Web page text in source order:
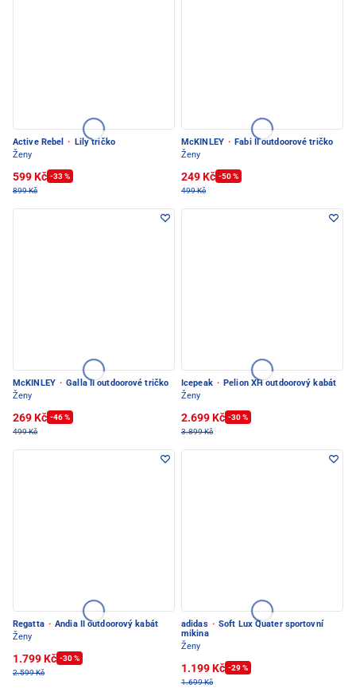
Active Rebel ·
Lily tričko
Ženy
599 Kč -33 %
899 Kč
McKINLEY · Fabi II outdoorové tričko
Ženy
249 Kč -50 %
499 Kč
McKINLEY · Galla II outdoorové tričko
Ženy
269 Kč -46 %
499 Kč
Icepeak · Pelion XH outdoorový kabát
Ženy
2.699 Kč -30 %
3.899 Kč
Regatta · Andia II outdoorový kabát
Ženy
1.799 Kč -30 %
2.599 Kč
adidas · Soft Lux Quater sportovní
mikina
Ženy
1.199 Kč -29 %
1.699 Kč